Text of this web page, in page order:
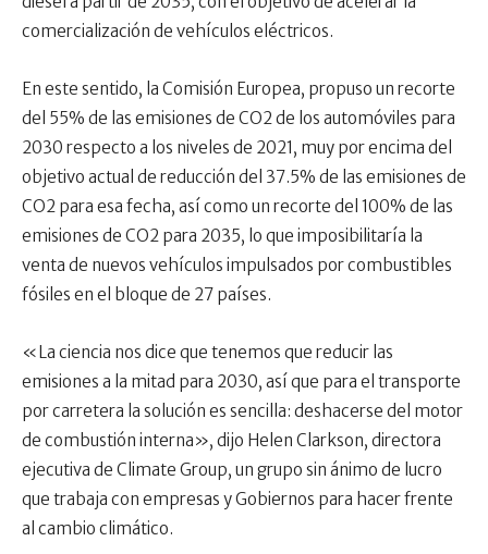
comercialización de vehículos eléctricos.
En este sentido, la Comisión Europea, propuso un recorte
del 55% de las emisiones de CO2 de los automóviles para
2030 respecto a los niveles de 2021, muy por encima del
objetivo actual de reducción del 37.5% de las emisiones de
CO2 para esa fecha, así como un recorte del 100% de las
emisiones de CO2 para 2035, lo que imposibilitaría la
venta de nuevos vehículos impulsados por combustibles
fósiles en el bloque de 27 países.
«La ciencia nos dice que tenemos que reducir las
emisiones a la mitad para 2030, así que para el transporte
por carretera la solución es sencilla: deshacerse del motor
de combustión interna», dijo Helen Clarkson, directora
ejecutiva de Climate Group, un grupo sin ánimo de lucro
que trabaja con empresas y Gobiernos para hacer frente
al cambio climático.